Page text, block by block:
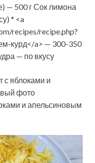
— 500 г Сок лимона
* <a
recipes/recipe.php?
курд</a> — 300-350
— по вкусу
с яблоками и
фото
и апельсиновым